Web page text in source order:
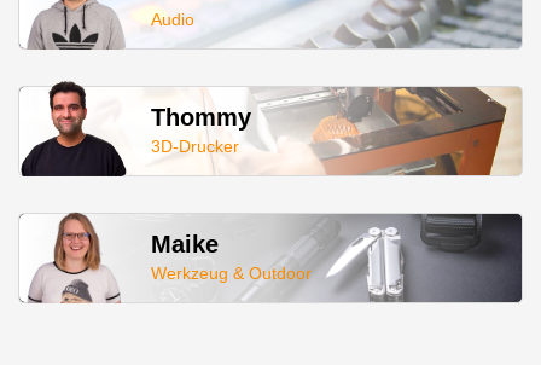
Audio
Thommy
3D-Drucker
Maike
Werkzeug & Outdoor